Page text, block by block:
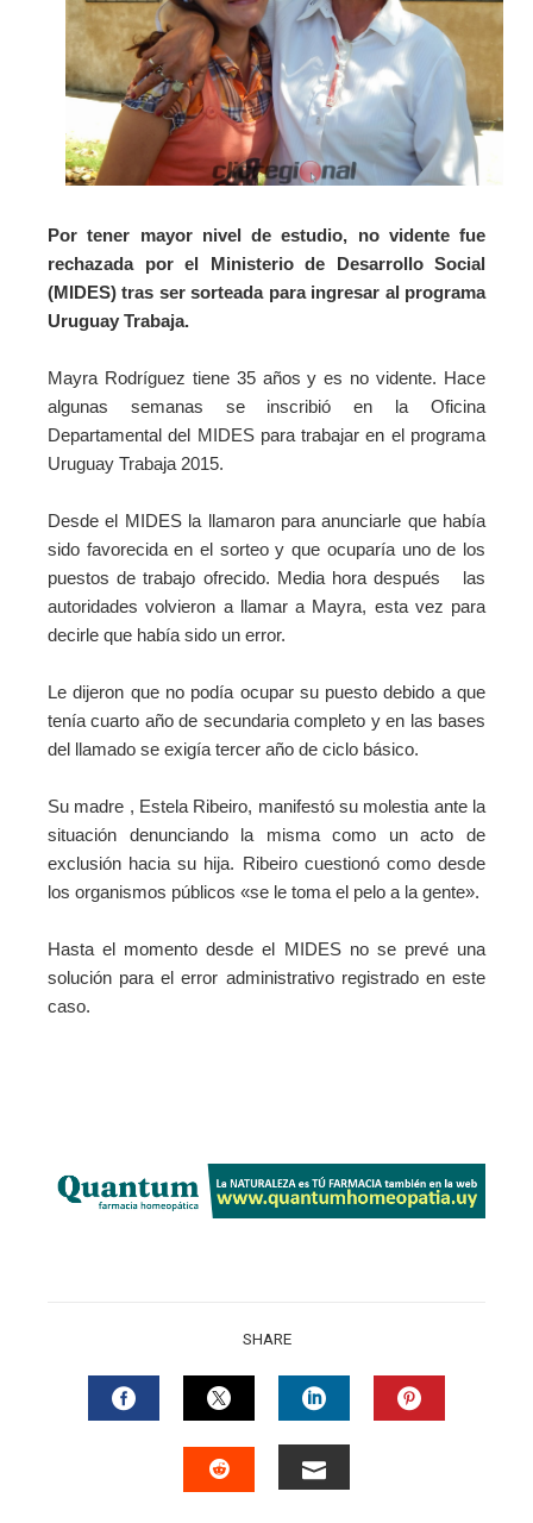
Por tener mayor nivel de estudio, no vidente fue
rechazada por el Ministerio de Desarrollo Social
(MIDES) tras ser sorteada para ingresar al programa
Uruguay Trabaja.
Mayra Rodríguez tiene 35 años y es no vidente. Hace
algunas semanas se inscribió en la Oficina
Departamental del MIDES para trabajar en el programa
Uruguay Trabaja 2015.
Desde el MIDES la llamaron para anunciarle que había
sido favorecida en el sorteo y que ocuparía uno de los
puestos de trabajo ofrecido. Media hora después las
autoridades volvieron a llamar a Mayra, esta vez para
decirle que había sido un error.
Le dijeron que no podía ocupar su puesto debido a que
tenía cuarto año de secundaria completo y en las bases
del llamado se exigía tercer año de ciclo básico.
Su madre , Estela Ribeiro, manifestó su molestia ante la
situación denunciando la misma como un acto de
exclusión hacia su hija. Ribeiro cuestionó como desde
los organismos públicos «se le toma el pelo a la gente».
Hasta el momento desde el MIDES no se prevé una
solución para el error administrativo registrado en este
caso.
SHARE
FACEBOOKTWITTERLINKEDIN